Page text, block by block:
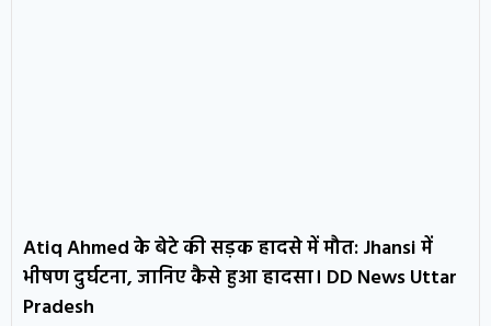
Atiq Ahmed के बेटे की सड़क हादसे में मौत: Jhansi में
भीषण दुर्घटना, जानिए कैसे हुआ हादसा। DD News Uttar
Pradesh